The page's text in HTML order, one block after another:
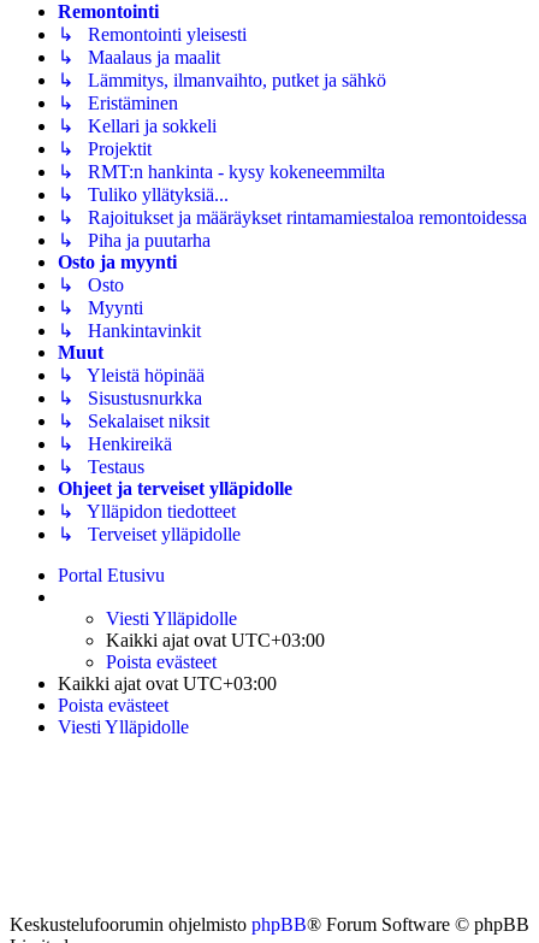
Remontointi
↳ Remontointi yleisesti
↳ Maalaus ja maalit
↳ Lämmitys, ilmanvaihto, putket ja sähkö
↳ Eristäminen
↳ Kellari ja sokkeli
↳ Projektit
↳ RMT:n hankinta - kysy kokeneemmilta
↳ Tuliko yllätyksiä...
↳ Rajoitukset ja määräykset rintamamiestaloa remontoidessa
↳ Piha ja puutarha
Osto ja myynti
↳ Osto
↳ Myynti
↳ Hankintavinkit
Muut
↳ Yleistä höpinää
↳ Sisustusnurkka
↳ Sekalaiset niksit
↳ Henkireikä
↳ Testaus
Ohjeet ja terveiset ylläpidolle
↳ Ylläpidon tiedotteet
↳ Terveiset ylläpidolle
Portal Etusivu
Viesti Ylläpidolle
Kaikki ajat ovatUTC+03:00
Poista evästeet
Kaikki ajat ovatUTC+03:00
Poista evästeet
Viesti Ylläpidolle
Keskustelufoorumin ohjelmisto phpBB® Forum Software © phpBB